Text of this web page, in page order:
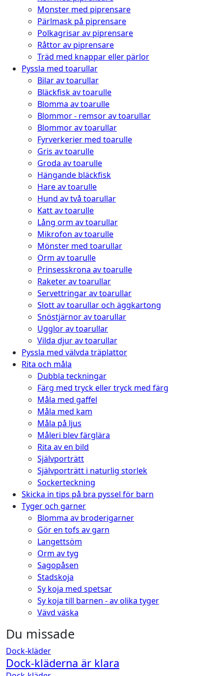
Monster med piprensare
Pärlmask på piprensare
Polkagrisar av piprensare
Råttor av piprensare
Träd med knappar eller pärlor
Pyssla med toarullar
Bilar av toarullar
Bläckfisk av toarulle
Blomma av toarulle
Blommor - remsor av toarullar
Blommor av toarullar
Fyrverkerier med toarulle
Gris av toarulle
Groda av toarulle
Hängande bläckfisk
Hare av toarulle
Hund av två toarullar
Katt av toarulle
Lång orm av toarullar
Mikrofon av toarulle
Mönster med toarullar
Orm av toarulle
Prinsesskrona av toarulle
Raketer av toarullar
Servettringar av toarullar
Slott av toarullar och äggkartong
Snöstjärnor av toarullar
Ugglor av toarullar
Vilda djur av toarullar
Pyssla med välvda träplattor
Rita och måla
Dubbla teckningar
Färg med tryck eller tryck med färg
Måla med gaffel
Måla med kam
Måla på ljus
Måleri blev färglära
Rita av en bild
Självporträtt
Självporträtt i naturlig storlek
Sockerteckning
Skicka in tips på bra pyssel för barn
Tyger och garner
Blomma av broderigarner
Gör en tofs av garn
Langettsöm
Orm av tyg
Sagopåsen
Stadskoja
Sy koja med spetsar
Sy koja till barnen - av olika tyger
Vävd väska
Du missade
Dock-kläder
Dock-kläderna är klara